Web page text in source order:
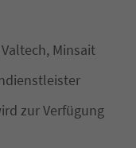
Minsait
zur Verfügung